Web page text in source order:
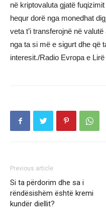
në kriptovaluta gjatë
hequr dorë nga monedhat
veta t’i transferojnë në
nga ta si më e sigurt dhe që
interesit./Radio Evropa e Lirë
Previous article
Si ta përdorim dhe sa i
rëndësishëm është kremi
kundër diellit?